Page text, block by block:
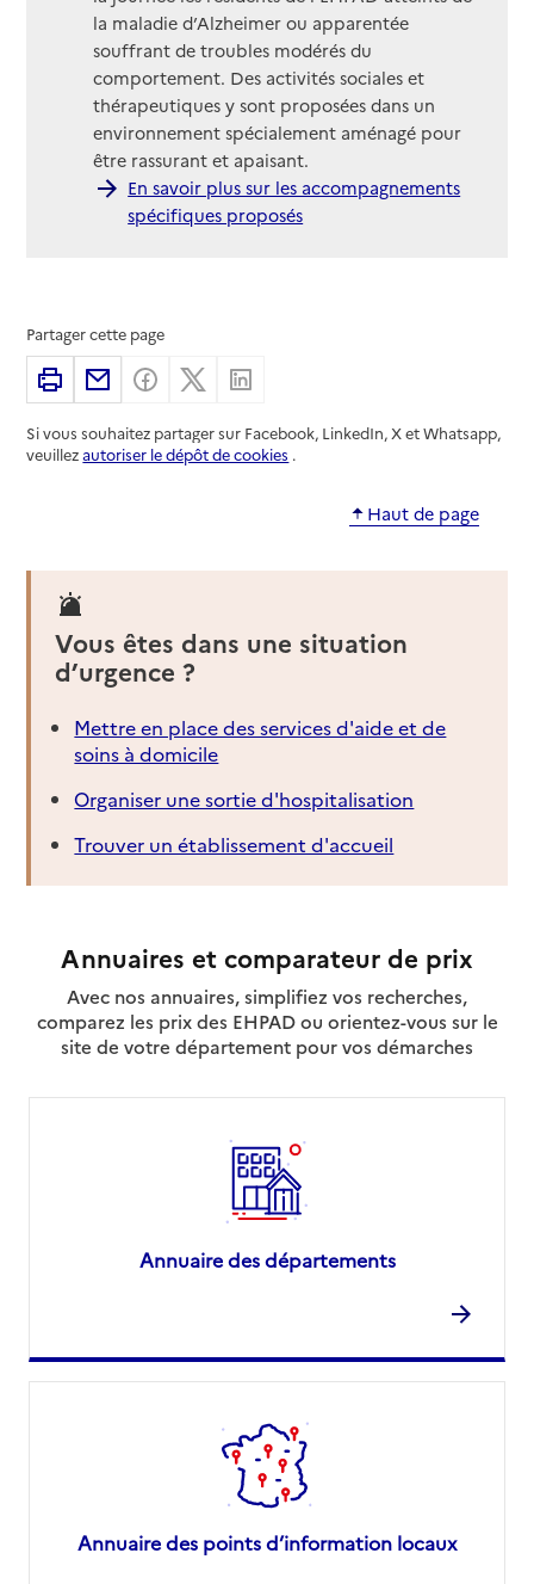
la maladie d’Alzheimer ou apparentée
souffrant de troubles modérés du
comportement. Des activités sociales et
thérapeutiques y sont proposées dans un
environnement spécialement aménagé pour
être rassurant et apaisant.
En savoir plus sur les accompagnements
spécifiques proposés
Partager cette page
ImprimerPartager par email
Partager sur Facebook
Partager sur X
Si vous souhaitez partager sur Facebook, LinkedIn, X et Whatsapp,
veuillezautoriser le dépôt de cookies .
Haut de page
Vous êtes dans une situation
d’urgence ?
Mettre en place des services d'aide et de
soins à domicile
Organiser une sortie d'hospitalisation
Trouver un établissement d'accueil
Annuaires et comparateur de prix
Avec nos annuaires, simplifiez vos recherches,
comparez les prix des EHPAD ou orientez-vous sur le
site de votre département pour vos démarches
Annuaire des départements
Annuaire des points d’information locaux